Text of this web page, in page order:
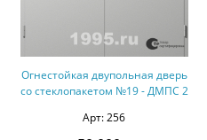
Огнестойкая двупольная дверь
со стеклопакетом №19 - ДМПС 2
Арт: 256